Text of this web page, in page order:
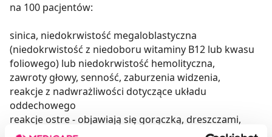
na 100 pacjentów:
sinica, niedokrwistość megaloblastyczna
(niedokrwistość z niedoboru witaminy B12 lub kwasu
foliowego) lub niedokrwistość hemolityczna,
zawroty głowy, senność, zaburzenia widzenia,
reakcje z nadwrażliwości dotyczące układu
oddechowego
reakcje ostre - objawiają się gorączką, dreszczami,
kaszlem, bólami w klatce piersiowej, dusznością,